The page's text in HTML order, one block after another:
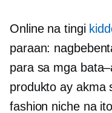
Online na tingi
paraan:
para sa mga
produkto ay akma
fashion niche na